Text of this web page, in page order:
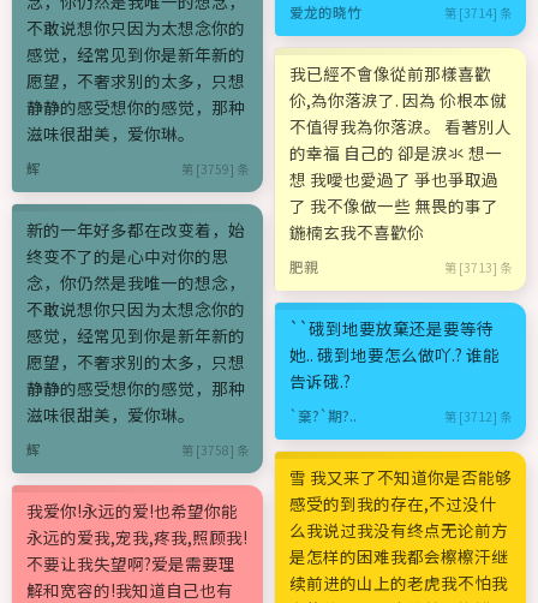
不敢说想你只因为太想念你的
感觉，经常见到你是新年新的
愿望，不奢求别的太多，只想
静静的感受想你的感觉，那种
滋味很甜美，爱你琳。
辉 第 [3759] 条
新的一年好多都在改变着，始
终变不了的是心中对你的思
念，你仍然是我唯一的想念，
不敢说想你只因为太想念你的
感觉，经常见到你是新年新的
愿望，不奢求别的太多，只想
静静的感受想你的感觉，那种
滋味很甜美，爱你琳。
辉 第 [3758] 条
我爱你!永远的爱!也希望你能
永远的爱我,宠我,疼我,照顾我!
不要让我失望啊?爱是需要理
解和宽容的!我知道自己也有
爱龙的晓竹 第 [3714] 条
我已經不會像從前那樣喜歡
伱,為你落淚了. 因為 伱根本僦
不值得我為你落淚。 看著別人
的幸福 自己的 卻是淚氺 想一
想 我噯也愛過了 爭也爭取過
了 我不像做一些 無畏的事了
鍦楠玄我不喜歡伱
肥親 第 [3713] 条
``硪到地要放棄还是要等待
她.. 硪到地要怎么做吖.? 谁能
告诉硪.?
`棄?`期?.. 第 [3712] 条
雪 我又来了不知道你是否能够
感受的到我的存在,不过没什
么我说过我没有终点无论前方
是怎样的困难我都会檫檫汗继
续前进的山上的老虎我不怕我